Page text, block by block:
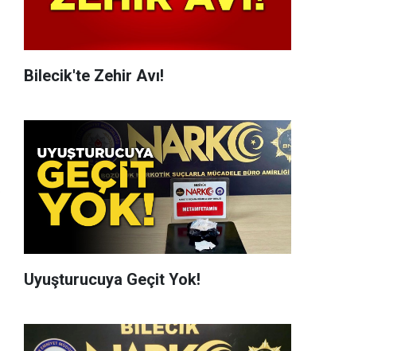
Bilecik'te Zehir Avı!
Uyuşturucuya Geçit Yok!